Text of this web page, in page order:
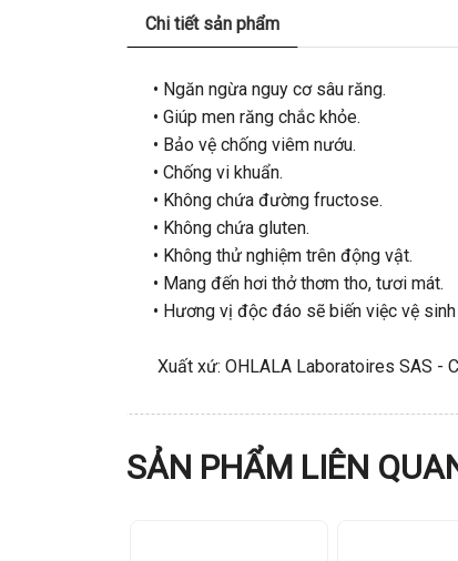
Chi tiết sản phẩm
• Ngăn ngừa nguy cơ sâu răng.
• Giúp men răng chắc khỏe.
• Bảo vệ chống viêm nướu.
• Chống vi khuẩn.
• Không chứa đường fructose.
• Không chứa gluten.
• Không thử nghiệm trên động vật.
• Mang đến hơi thở thơm tho, tươi mát.
• Hương vị độc đáo sẽ biến việc vệ sinh
Xuất xứ: OHLALA Laboratoires SAS -
SẢN PHẨM LIÊN